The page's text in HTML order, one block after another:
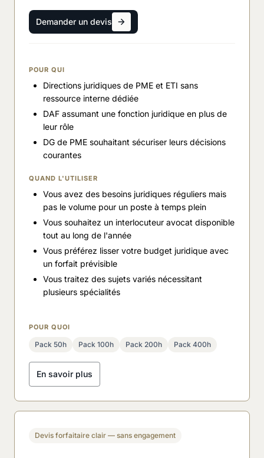
Demander un devis
POUR QUI
Directions juridiques de PME et ETI sans
ressource interne dédiée
DAF assumant une fonction juridique en plus de
leur rôle
DG de PME souhaitant sécuriser leurs décisions
courantes
QUAND L'UTILISER
Vous avez des besoins juridiques réguliers mais
pas le volume pour un poste à temps plein
Vous souhaitez un interlocuteur avocat disponible
tout au long de l'année
Vous préférez lisser votre budget juridique avec
un forfait prévisible
Vous traitez des sujets variés nécessitant
plusieurs spécialités
POUR QUOI
Pack 50h Pack 100h Pack 200h Pack 400h
En savoir plus
Devis forfaitaire clair — sans engagement